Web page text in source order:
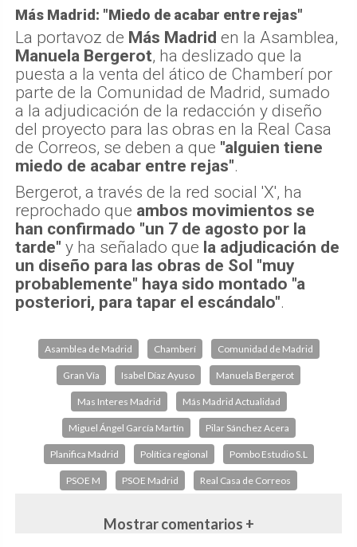
Más Madrid: "Miedo de acabar entre rejas"
La portavoz de Más Madrid en la Asamblea,
Manuela Bergerot, ha deslizado que la
puesta a la venta del ático de Chamberí por
parte de la Comunidad de Madrid, sumado
a la adjudicación de la redacción y diseño
del proyecto para las obras en la Real Casa
de Correos, se deben a que "alguien tiene
miedo de acabar entre rejas".
Bergerot, a través de la red social 'X', ha
reprochado que ambos movimientos se
han confirmado "un 7 de agosto por la
tarde" y ha señalado que la adjudicación de
un diseño para las obras de Sol "muy
probablemente" haya sido montado "a
posteriori, para tapar el escándalo".
Asamblea de Madrid Chamberí Comunidad de Madrid
Gran Vía Isabel Díaz Ayuso Manuela Bergerot
Mas Interes Madrid Más Madrid Actualidad
Miguel Ángel García Martín Pilar Sánchez Acera
Planifica Madrid Política regional Pombo Estudio S.L
PSOE M PSOE Madrid Real Casa de Correos
Mostrar comentarios +